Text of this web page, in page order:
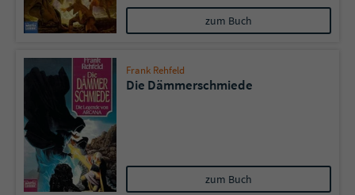
zum Buch
Frank Rehfeld
Die Dämmerschmiede
zum Buch